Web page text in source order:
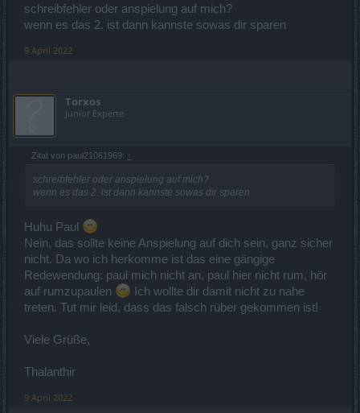
ausarten. Von daher ist es wirklich manchmal besser, wenn man
nichts beizutragen hat ...
Thalanthir
schreibfehler oder anspielung auf mich?
wenn es das 2. ist dann kannste sowas dir sparen
9 April 2022
Torxos
Junior Experte
Zitat von paul21061969: ↑
schreibfehler oder anspielung auf mich?
wenn es das 2. ist dann kannste sowas dir sparen
Huhu Paul
Nein, das sollte keine Anspielung auf dich sein, ganz sicher
nicht. Da wo ich herkomme ist das eine gängige
Redewendung: paul mich nicht an, paul hier nicht rum, hör
auf rumzupaulen
Ich wollte dir damit nicht zu nahe
treten. Tut mir leid, dass das falsch rüber gekommen ist!
Viele Grüße,
Thalanthir
9 April 2022